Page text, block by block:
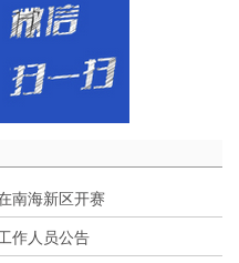
南海新区开赛
作人员公告